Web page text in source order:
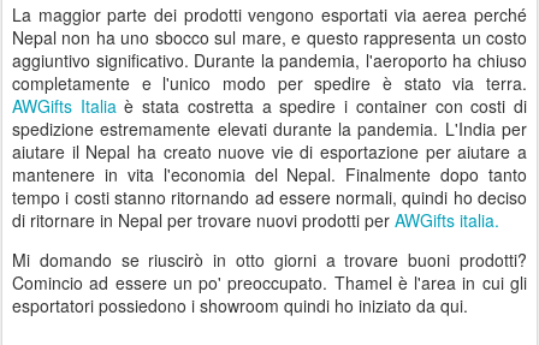
La maggior parte dei prodotti vengono esportati via aerea perché
Nepal non ha uno sbocco sul mare, e questo rappresenta un costo
aggiuntivo significativo. Durante la pandemia, l'aeroporto ha chiuso
completamente e l'unico modo per spedire è stato via terra.
AWGifts Italia è stata costretta a spedire i container con costi di
spedizione estremamente elevati durante la pandemia. L'India per
aiutare il Nepal ha creato nuove vie di esportazione per aiutare a
mantenere in vita l'economia del Nepal. Finalmente dopo tanto
tempo i costi stanno ritornando ad essere normali, quindi ho deciso
di ritornare in Nepal per trovare nuovi prodotti per AWGifts italia.
Mi domando se riuscirò in otto giorni a trovare buoni prodotti?
Comincio ad essere un po' preoccupato. Thamel è l'area in cui gli
esportatori possiedono i showroom quindi ho iniziato da qui.